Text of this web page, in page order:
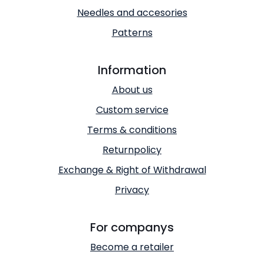
Needles and accesories
Patterns
Information
About us
Custom service
Terms & conditions
Returnpolicy
Exchange & Right of Withdrawal
Privacy
For companys
Become a retailer